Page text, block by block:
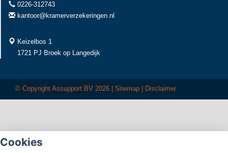
Cookies
0226-312743
kantoor@kramerverzekeringen.nl
Keizelbos 1
1721 PJ Broek op Langedijk
© Copyright Assupport BV 2026 | Sitemap Disclaimer